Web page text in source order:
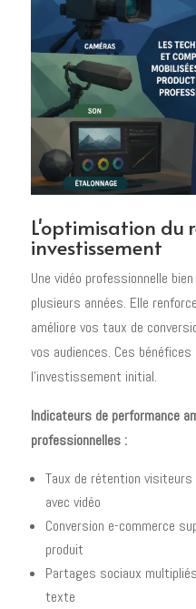
L'optimisation du
investissement
Une vidéo professionnelle
plusieurs années. Elle
améliore vos taux de
vos audiences. Ces
l'investissement initial.
Indicateurs de performance
professionnelles :
Taux de rétention
avec vidéo
Conversion e-commerce
produit
Partages sociaux
texte